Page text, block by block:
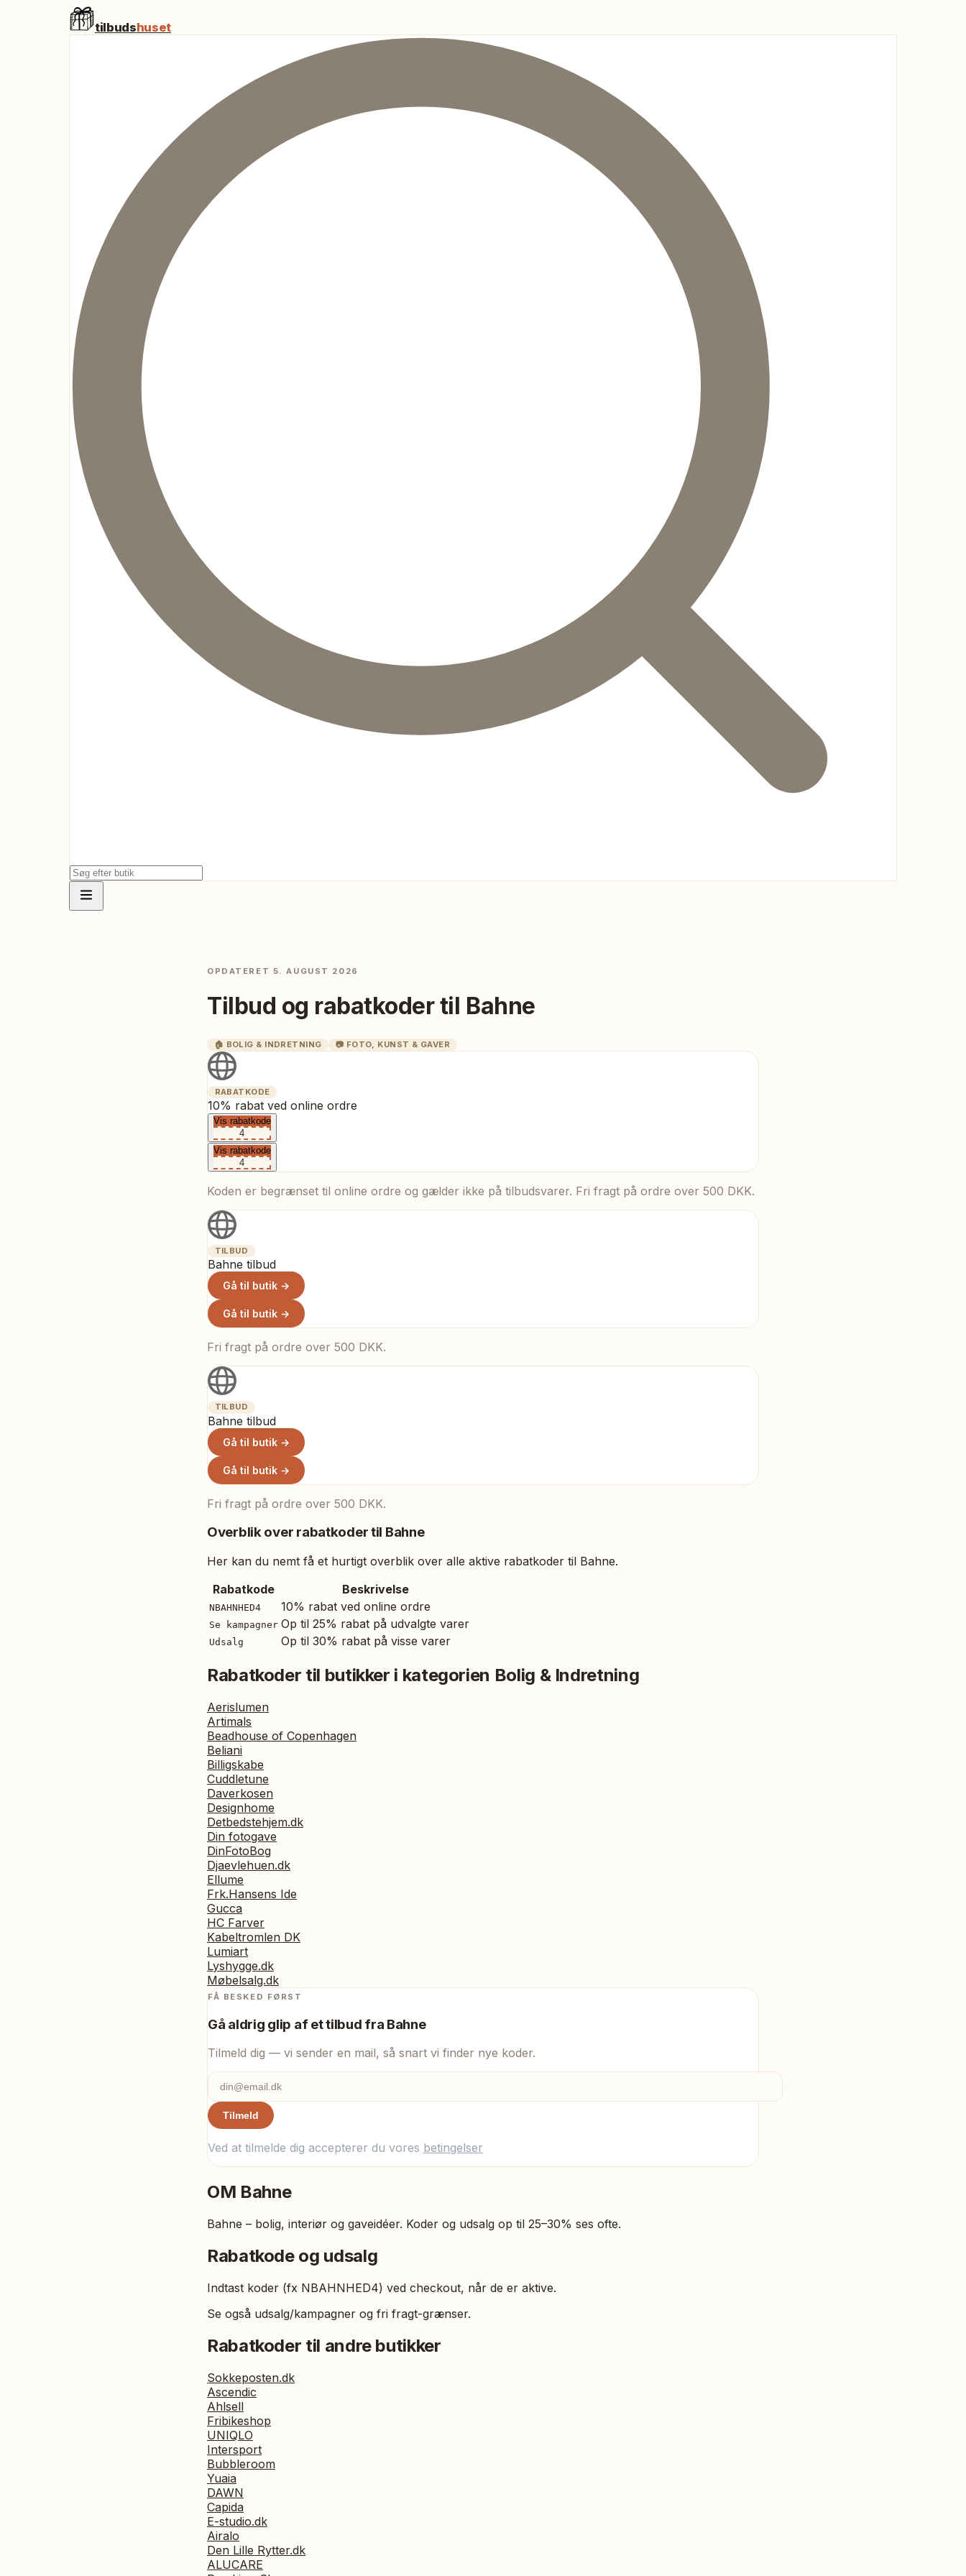
tilbudshuset
OPDATERET 5. AUGUST 2026
Tilbud og rabatkoder til Bahne
🏠 BOLIG & INDRETNING 📷 FOTO, KUNST & GAVER
RABATKODE
10% rabat ved online ordre
Vis rabatkode
4
Vis rabatkode
4
Koden er begrænset til online ordre og gælder ikke på tilbudsvarer. Fri fragt på ordre over 500 DKK.
TILBUD
Bahne tilbud
Gå til butik →
Gå til butik →
Fri fragt på ordre over 500 DKK.
TILBUD
Bahne tilbud
Gå til butik →
Gå til butik →
Fri fragt på ordre over 500 DKK.
Overblik over rabatkoder til Bahne
Her kan du nemt få et hurtigt overblik over alle aktive rabatkoder til Bahne.
Rabatkode
Beskrivelse
NBAHNHED4 10% rabat ved online ordre
Se kampagner Op til 25% rabat på udvalgte varer
Udsalg Op til 30% rabat på visse varer
Rabatkoder til butikker i kategorien Bolig & Indretning
Aerislumen
Artimals
Beadhouse of Copenhagen
Beliani
Billigskabe
Cuddletune
Daverkosen
Designhome
Detbedstehjem.dk
Din fotogave
DinFotoBog
Djaevlehuen.dk
Ellume
Frk.Hansens Ide
Gucca
HC Farver
Kabeltromlen DK
Lumiart
Lyshygge.dk
Møbelsalg.dk
FÅ BESKED FØRST
Gå aldrig glip af et tilbud fra Bahne
Tilmeld dig — vi sender en mail, så snart vi finder nye koder.
Tilmeld
Ved at tilmelde dig accepterer du vores betingelser
OM Bahne
Bahne – bolig, interiør og gaveidéer. Koder og udsalg op til 25–30% ses ofte.
Rabatkode og udsalg
Indtast koder (fx NBAHNHED4) ved checkout, når de er aktive.
Se også udsalg/kampagner og fri fragt-grænser.
Rabatkoder til andre butikker
Sokkeposten.dk
Ascendic
Ahlsell
Fribikeshop
UNIQLO
Intersport
Bubbleroom
Yuaia
DAWN
Capida
E-studio.dk
Airalo
Den Lille Rytter.dk
ALUCARE